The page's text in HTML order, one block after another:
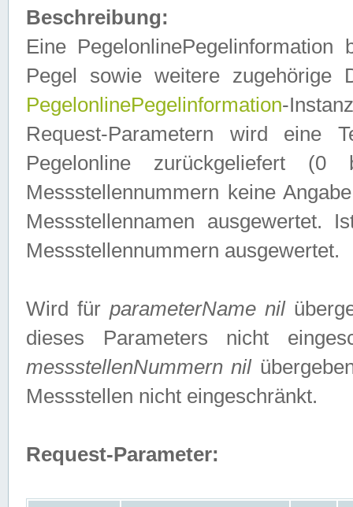
Beschreibung:
Eine
Pegel sowie weitere zugehörige
PegelonlinePegelinformation-
Request-Parametern wird eine
Pegelonline zurückgeliefert
Messstellennummern keine
Messstellennamen ausgewertet.
Messstellennummern ausgewertet.
Wird fürparameterName nil
dieses Parameters nicht
messstellenNummern nil
Messstellen nicht eingeschränkt.
Request-Parameter: